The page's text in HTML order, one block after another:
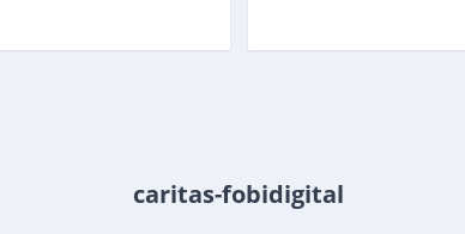
caritas-fobidigital